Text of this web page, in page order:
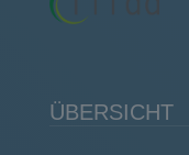
ÜBERSICHT